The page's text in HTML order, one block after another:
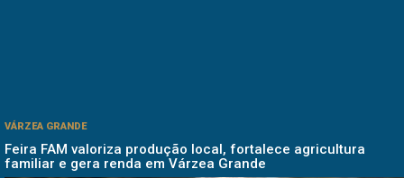
VÁRZEA GRANDE
Feira FAM valoriza produção local, fortalece agricultura
familiar e gera renda em Várzea Grande